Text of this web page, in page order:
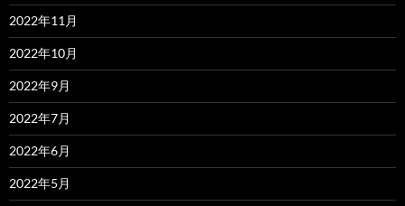
2022年11月
2022年10月
2022年9月
2022年7月
2022年6月
2022年5月